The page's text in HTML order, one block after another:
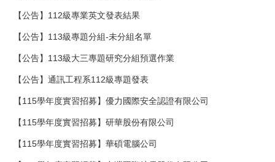
【公告】112級專業英文發表結果
【公告】113級專題分組-未分組名單
【公告】113級大三專題研究分組預選作業
【公告】通訊工程系112級專題發表
【115學年度實習招募】優力國際安全認證有限公司
【115學年度實習招募】研華股份有限公司
【115學年度實習招募】華碩電腦公司